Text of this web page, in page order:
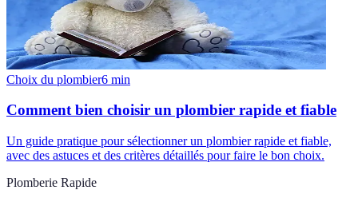
Choix du plombier6 min
Comment bien choisir un plombier rapide et fiable
Un guide pratique pour sélectionner un plombier rapide et fiable,
avec des astuces et des critères détaillés pour faire le bon choix.
Plomberie Rapide